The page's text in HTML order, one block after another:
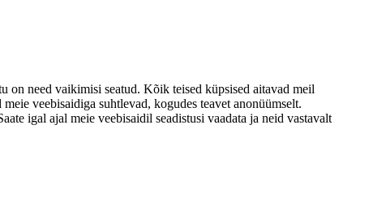
on need vaikimisi seatud. Kõik teised küpsised aitavad meil
veebisaidiga suhtlevad, kogudes teavet anonüümselt.
igal ajal meie veebisaidil seadistusi vaadata ja neid vastavalt